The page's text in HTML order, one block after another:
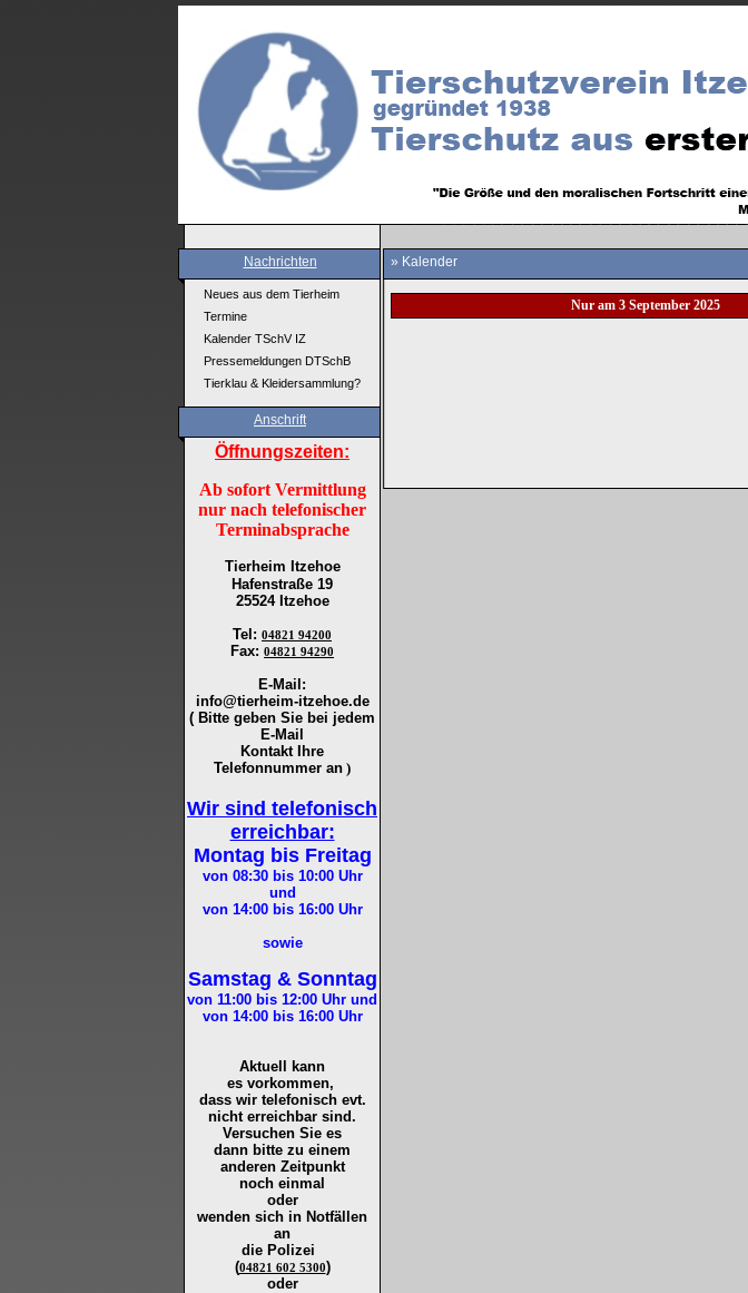
Nachrichten
Neues aus dem Tierheim
Termine
Kalender TSchV IZ
Pressemeldungen DTSchB
Tierklau & Kleidersammlung?
Anschrift
Öffnungszeiten:
Ab sofort Vermittlung
nur nach telefonischer
Terminabsprache
Tierheim Itzehoe
Hafenstraße 19
25524 Itzehoe
Tel : 04821 94200
Fax: 04821 94290
E-Mail:
info@tierheim-itzehoe.de
( Bitte geben Sie bei jedem
E-Mail
Kontakt Ihre
Telefonnummer an )
Wir sind telefonisch
erreichbar:
Montag bis Freitag
von 08:30 bis 10:00Uhr
und
von 14:00 bis 16:00Uhr
sowie
Samstag & Sonntag
von 11:00 bis 12:00 Uhr und
von 14:00 bis 16:00Uhr
Aktuell kann
es vorkommen,
dass wir telefonisch evt.
nicht erreichbar sind.
Versuchen Sie es
dann bitte zu einem
anderen Zeitpunkt
noch einmal
oder
wenden sich in Notfällen
an
die Polizei
(04821 602 5300)
oder
» Kalender
Nur am 3 September 2025